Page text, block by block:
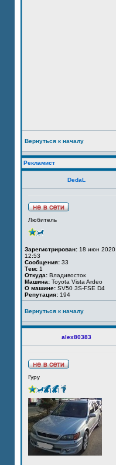
Вернуться к началу
Рекламист
DedaL
Любитель
Зарегистрирован: 18 июн 2020,
12:53
Сообщения: 33
Тем: 1
Откуда: Владивосток
Машина: Toyota Vista Ardeo
О машине: SV50 3S-FSE D4
Репутация: 194
Вернуться к началу
alex80383
Гуру